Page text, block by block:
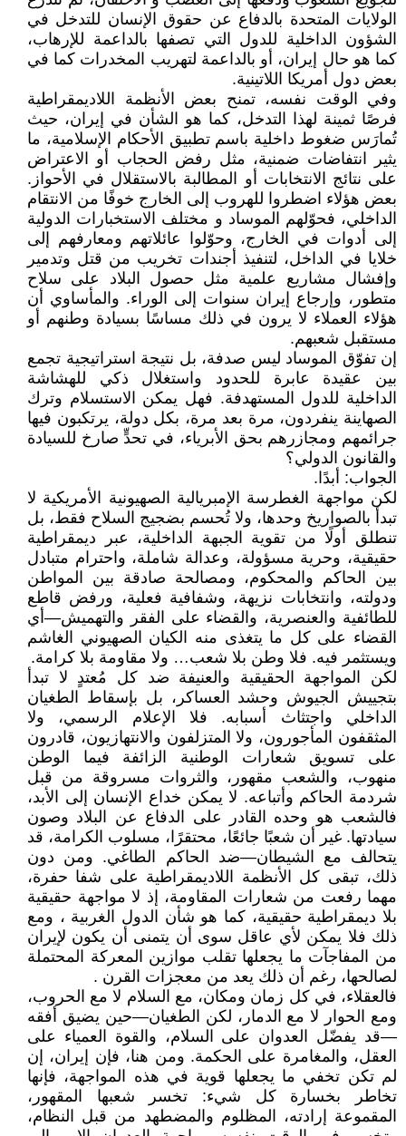
الولايات المتحدة بالدفاع عن حقوق الإنسان للتدخل في
الشؤون الداخلية للدول التي تصفها بالداعمة للإرهاب،
كما هو حال إيران، أو بالداعمة لتهريب المخدرات كما في
بعض دول أمريكا اللاتينية.
وفي الوقت نفسه، تمنح بعض الأنظمة اللاديمقراطية
فرصًا ثمينة لهذا التدخل، كما هو الشأن في إيران، حيث
تُمارَس ضغوط داخلية باسم تطبيق الأحكام الإسلامية، ما
يثير انتفاضات ضمنية، مثل رفض الحجاب أو الاعتراض
على نتائج الانتخابات أو المطالبة بالاستقلال في الأحواز.
بعض هؤلاء اضطروا للهروب إلى الخارج خوفًا من الانتقام
الداخلي، فحوّلهم الموساد و مختلف الاستخبارات الدولية
إلى أدوات في الخارج، وحوّلوا عائلاتهم ومعارفهم إلى
خلايا في الداخل، لتنفيذ أجندات تخريب من قتل وتدمير
وإفشال مشاريع علمية مثل حصول البلاد على سلاح
متطور، وإرجاع إيران سنوات إلى الوراء. والمأساوي أن
هؤلاء العملاء لا يرون في ذلك مساسًا بسيادة وطنهم أو
مستقبل شعبهم.
إن تفوّق الموساد ليس صدفة، بل نتيجة استراتيجية تجمع
بين عقيدة عابرة للحدود واستغلال ذكي للهشاشة
الداخلية للدول المستهدفة. فهل يمكن الاستسلام وترك
الصهاينة ينفردون، مرة بعد مرة، بكل دولة، يرتكبون فيها
جرائمهم ومجازرهم بحق الأبرياء، في تحدٍّ صارخ للسيادة
والقانون الدولي؟
الجواب: أبدًا.
لكن مواجهة الغطرسة الإمبريالية الصهيونية الأمريكية لا
تبدأ بالصواريخ وحدها، ولا تُحسم بضجيج السلاح فقط، بل
تنطلق أولًا من تقوية الجبهة الداخلية، عبر ديمقراطية
حقيقية، وحرية مسؤولة، وعدالة شاملة، واحترام متبادل
بين الحاكم والمحكوم، ومصالحة صادقة بين المواطن
ودولته، وانتخابات نزيهة، وشفافية فعلية، ورفض قاطع
للطائفية والعنصرية، والقضاء على الفقر والتهميش—أي
القضاء على كل ما يتغذى منه الكيان الصهيوني الغاشم
ويستثمر فيه. فلا وطن بلا شعب… ولا مقاومة بلا كرامة.
لكن المواجهة الحقيقية والعنيفة ضد كل مُعتدٍ لا تبدأ
بتجييش الجيوش وحشد العساكر، بل بإسقاط الطغيان
الداخلي واجتثاث أسبابه. فلا الإعلام الرسمي، ولا
المثقفون المأجورون، ولا المتزلفون والانتهازيون، قادرون
على تسويق شعارات الوطنية الزائفة فيما الوطن
منهوب، والشعب مقهور، والثروات مسروقة من قبل
شردمة الحاكم وأتباعه. لا يمكن خداع الإنسان إلى الأبد،
فالشعب هو وحده القادر على الدفاع عن البلاد وصون
سيادتها. غير أن شعبًا جائعًا، محتقرًا، مسلوب الكرامة، قد
يتحالف مع الشيطان—ضد الحاكم الطاغي. ومن دون
ذلك، تبقى كل الأنظمة اللاديمقراطية على شفا حفرة،
مهما رفعت من شعارات المقاومة، إذ لا مواجهة حقيقية
بلا ديمقراطية حقيقية، كما هو شأن الدول الغربية ، ومع
ذلك فلا يمكن لأي عاقل سوى أن يتمنى أن يكون لإيران
من المفاجآت ما يجعلها تقلب موازين المعركة المحتملة
لصالحها، رغم أن ذلك يعد من معجزات القرن .
فالعقلاء، في كل زمان ومكان، مع السلام لا مع الحروب،
ومع الحوار لا مع الدمار، لكن الطغيان—حين يضيق أفقه
—قد يفضّل العدوان على السلام، والقوة العمياء على
العقل، والمغامرة على الحكمة. ومن هنا، فإن إيران، إن
لم تكن تخفي ما يجعلها قوية في هذه المواجهة، فإنها
تخاطر بخسارة كل شيء: تخسر شعبها المقهور،
المقموعة إرادته، المظلوم والمضطهد من قبل النظام،